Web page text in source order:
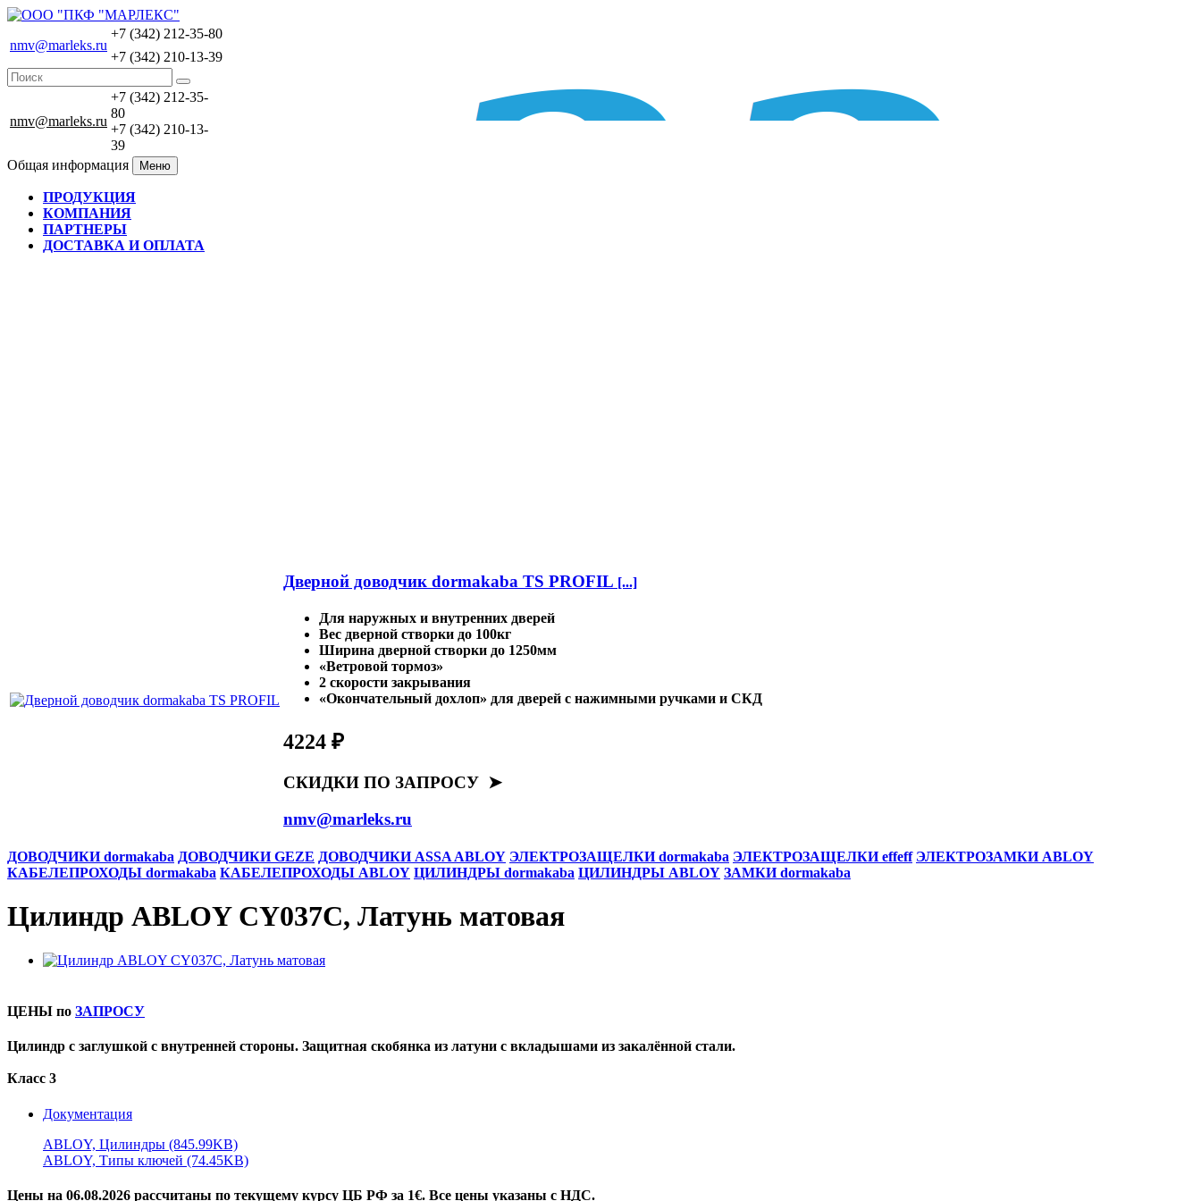
nmv@marleks.ru
+7 (342) 212-35-80
+7 (342) 210-13-39
nmv@marleks.ru
+7 (342) 212-35-
80
+7 (342) 210-13-
39
Общая информация
Меню
ПРОДУКЦИЯ
КОМПАНИЯ
ПАРТНЕРЫ
ДОСТАВКА И ОПЛАТА
Дверной доводчик dormakaba TS PROFIL [...]
Для наружных и внутренних дверей
Вес дверной створки до 100кг
Ширина дверной створки до 1250мм
«Ветровой тормоз»
2 скорости закрывания
«Окончательный дохлоп» для дверей с нажимными ручками и СКД
4224 ₽
СКИДКИ ПО ЗАПРОСУ ➤
nmv@marleks.ru
ДОВОДЧИКИ dormakaba ДОВОДЧИКИ GEZE ДОВОДЧИКИ ASSA ABLOY ЭЛЕКТРОЗАЩЕЛКИ dormakaba ЭЛЕКТРОЗАЩЕЛКИ effeff ЭЛЕКТРОЗАМКИ ABLOY
КАБЕЛЕПРОХОДЫ dormakaba КАБЕЛЕПРОХОДЫ ABLOY ЦИЛИНДРЫ dormakaba ЦИЛИНДРЫ ABLOY ЗАМКИ dormakaba
Цилиндр ABLOY CY037C, Латунь матовая
ЦЕНЫ по ЗАПРОСУ
Цилиндр с заглушкой с внутренней стороны. Защитная скобянка из латуни с вкладышами из закалённой стали.
Класс 3
Документация
ABLOY, Цилиндры (845.99KB)
ABLOY, Типы ключей (74.45KB)
Цены на 06.08.2026 рассчитаны по текущему курсу ЦБ РФ за 1€. Все цены указаны с НДС.